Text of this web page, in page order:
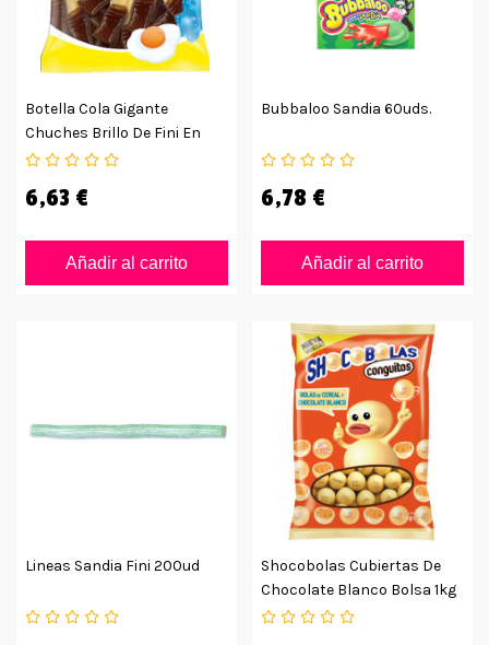
Botella Cola Gigante
Chuches Brillo De Fini En
Bolsa 1kg
6,63 €
Añadir al carrito
Bubbaloo Sandia 60uds.
6,78 €
Añadir al carrito
Lineas Sandia Fini 200ud
Shocobolas Cubiertas De
Chocolate Blanco Bolsa 1kg